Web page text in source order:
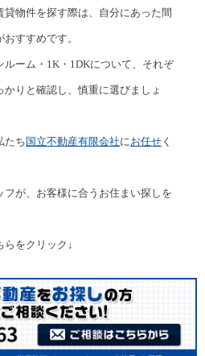
物件を探す際は、自分にあった間
すすめです。
ーム・1K・1DKについて、それぞ
りと確認し、慎重に選びましょ
たち 国立不動産有限会社にお任せ く
フが、お客様に合うお住まい探しを
らをクリック↓